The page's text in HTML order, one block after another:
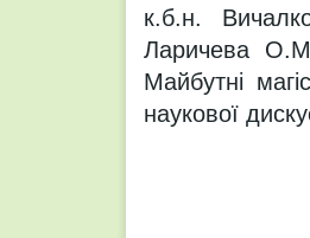
к.б.н.
Ларичева
Майбутні
наукової